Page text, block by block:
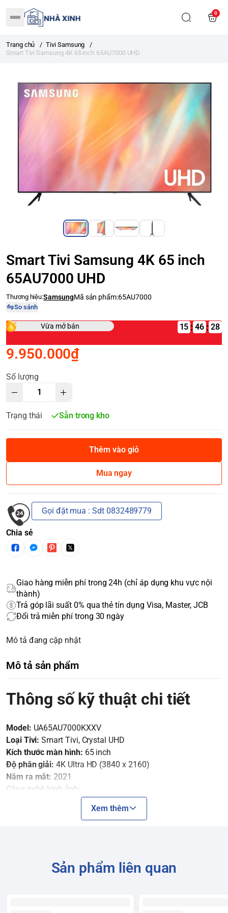
0
Trang chủ / Tivi Samsung
/
Smart Tivi Samsung 4K 65 inch 65AU7000 UHD
Smart Tivi Samsung 4K 65 inch
65AU7000 UHD
Thương hiệu:SamsungMã sản phẩm:65AU7000
So sánh
Vừa mở bán 15 : :
9.950.000₫
Số lượng
Trạng thái Sẵn trong kho
Thêm vào giỏ
Mua ngay
Gọi đặt mua : Sdt 0832489779
Chia sẻ
Giao hàng miễn phí trong 24h (chỉ áp dụng khu vực nội
thành)
Trả góp lãi suất 0% qua thẻ tín dụng Visa, Master, JCB
Đổi trả miễn phí trong 30 ngày
Mô tả đang cập nhật
Mô tả sản phẩm
Thông số kỹ thuật chi tiết
Model: UA65AU7000KXXV
Loại Tivi: Smart Tivi, Crystal UHD
Kích thước màn hình: 65 inch
Độ phân giải: 4K Ultra HD (3840 x 2160)
Năm ra mắt: 2021
Công nghệ hình ảnh:
Tự động nâng cấp hình ảnh lên gần
chuẩn 4K, tối ưu hóa màu sắc.
chi tiết ở vùng sáng và vùng tối.
Motion Xcelerator:Giúp hình ảnh chuyển động mượt mà
Xem thêm
Sản phẩm liên quan